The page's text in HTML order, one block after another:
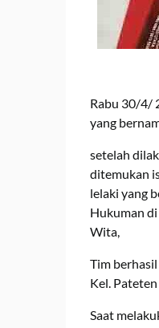
Rabu 30/4/
yang
setelah
ditemukan
lelaki yang
Hukuman
Wita,
Tim
Kel.
Saat